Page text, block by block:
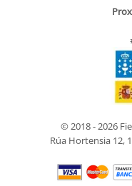
© 2018 - 2026
Rúa Hortensia 12,